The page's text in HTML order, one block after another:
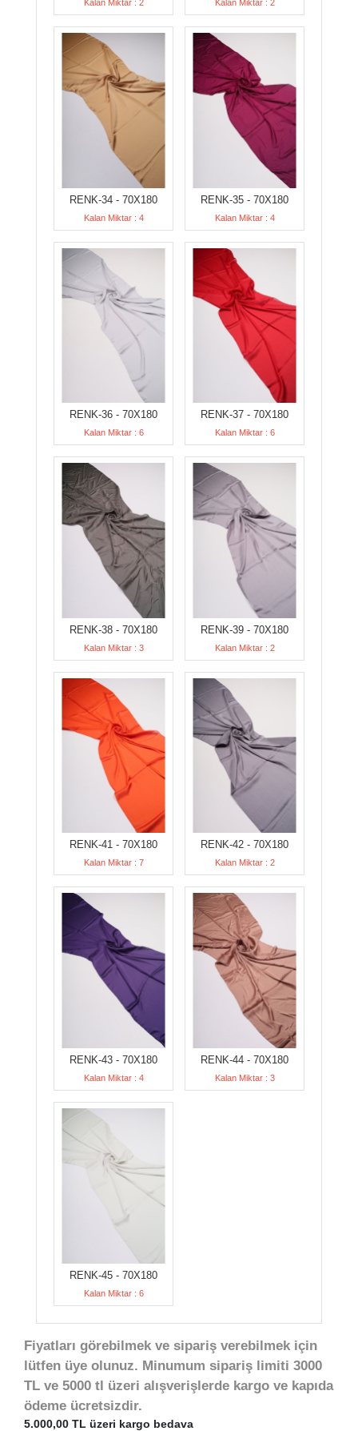
Kalan Miktar : 2 Kalan Miktar : 2
RENK-34 - 70X180
Kalan Miktar : 4
RENK-35 - 70X180
Kalan Miktar : 4
RENK-36 - 70X180
Kalan Miktar : 6
RENK-37 - 70X180
Kalan Miktar : 6
RENK-38 - 70X180
Kalan Miktar : 3
RENK-39 - 70X180
Kalan Miktar : 2
RENK-41 - 70X180
Kalan Miktar : 7
RENK-42 - 70X180
Kalan Miktar : 2
RENK-43 - 70X180
Kalan Miktar : 4
RENK-44 - 70X180
Kalan Miktar : 3
RENK-45 - 70X180
Kalan Miktar : 6
Fiyatları görebilmek ve sipariş verebilmek için
lütfen üye olunuz. Minumum sipariş limiti 3000
TL ve 5000 tl üzeri alışverişlerde kargo ve kapıda
ödeme ücretsizdir.
5.000,00 TL üzeri kargo bedava